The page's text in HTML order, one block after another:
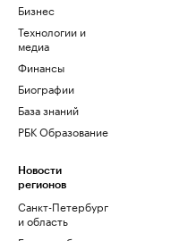
Бизнес
Технологии и
медиа
Финансы
Биографии
База знаний
РБК Образование
Новости
регионов
Санкт-Петербург
и область